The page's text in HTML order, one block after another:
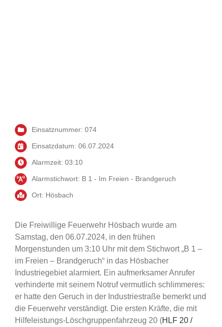
Einsatznummer: 074
Einsatzdatum: 06.07.2024
Alarmzeit: 03:10
Alarmstichwort: B 1 - Im Freien - Brandgeruch
Ort: Hösbach
Die Freiwillige Feuerwehr Hösbach wurde am
Samstag, den 06.07.2024, in den frühen
Morgenstunden um 3:10 Uhr mit dem Stichwort „B 1 –
im Freien – Brandgeruch“ in das Hösbacher
Industriegebiet alarmiert. Ein aufmerksamer Anrufer
verhinderte mit seinem Notruf vermutlich schlimmeres:
er hatte den Geruch in der Industriestraße bemerkt und
die Feuerwehr verständigt. Die ersten Kräfte, die mit
Hilfeleistungs-Löschgruppenfahrzeug 20 (HLF 20 /